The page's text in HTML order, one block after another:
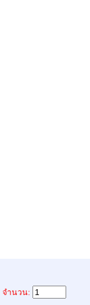
จำนวน: